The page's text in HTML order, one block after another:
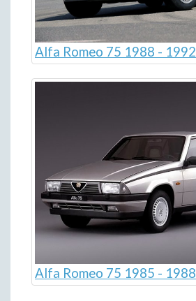
Alfa Romeo 75 1988 - 1992
Alfa Romeo 75 1985 - 1988